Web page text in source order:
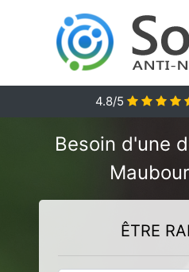
4.8/5
Besoin d'une
ÊTRE